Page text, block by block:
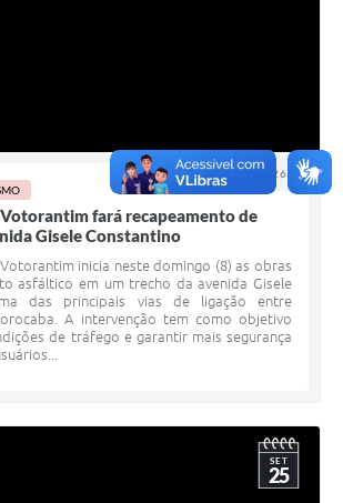
07 FEV 2026 - h
fará recapeamento de
Gisele Constantino
inicia neste domingo (8) as obras
asfáltico em um trecho da avenida Gisele
das principais vias de ligação entre
A intervenção tem como objetivo
de tráfego e garantir mais segurança
SET
25